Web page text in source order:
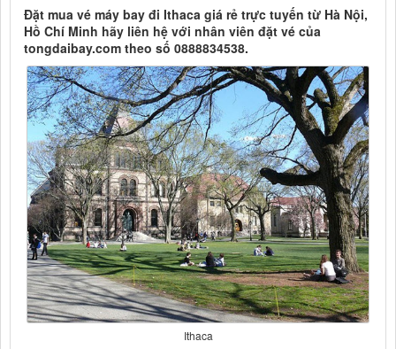
Đặt mua vé máy bay đi Ithaca giá rẻ trực tuyến từ Hà Nội,
Hồ Chí Minh hãy liên hệ với nhân viên đặt vé của
tongdaibay.com theo số 0888834538.
Ithaca